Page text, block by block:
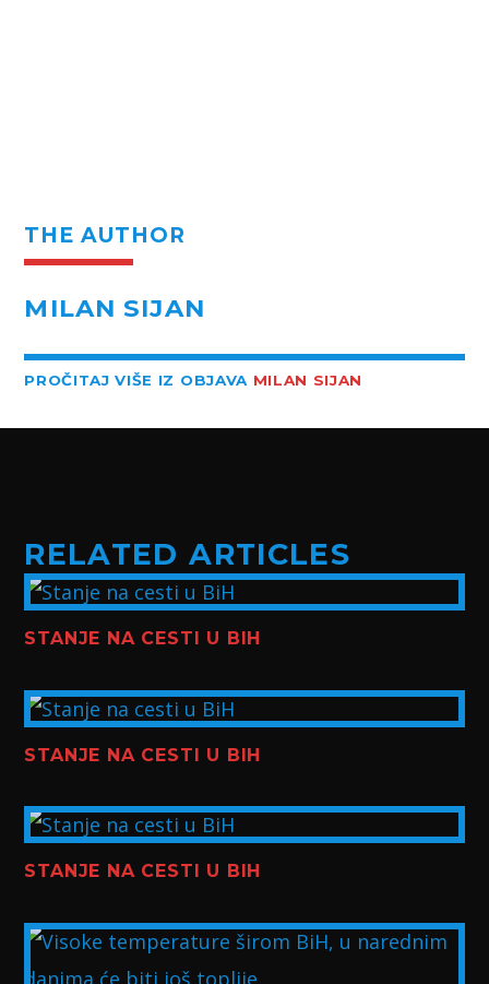
THE AUTHOR
MILAN SIJAN
PROČITAJ VIŠE IZ OBJAVA MILAN SIJAN
RELATED ARTICLES
STANJE NA CESTI U BIH
STANJE NA CESTI U BIH
STANJE NA CESTI U BIH